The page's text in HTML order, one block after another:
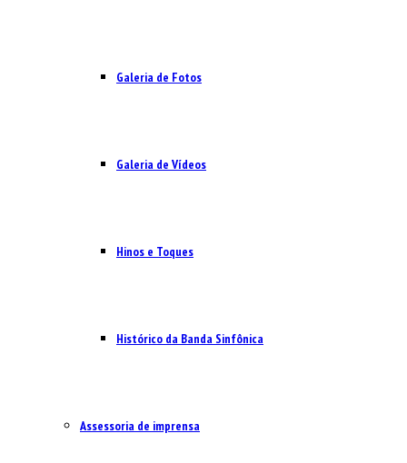
Galeria de Fotos
Galeria de Vídeos
Hinos e Toques
Histórico da Banda Sinfônica
Assessoria de imprensa